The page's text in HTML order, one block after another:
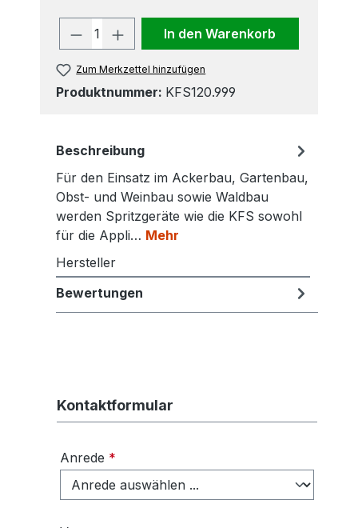
Produkt Anzahl: Gib den
In den Warenkorb
Zum Merkzettel hinzufügen
Produktnummer: KFS120.999
Beschreibung
Für den Einsatz im Ackerbau, Gartenbau,
Obst- und Weinbau sowie Waldbau
werden Spritzgeräte wie die KFS sowohl
für die Appli… Mehr
Hersteller
Bewertungen
Kontaktformular
Anrede *